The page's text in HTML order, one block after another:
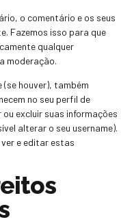
o comentário e os seus
Fazemos isso para que
qualquer
moderação.
houver), também
no seu perfil de
excluir suas informações
alterar o seu username).
e editar estas